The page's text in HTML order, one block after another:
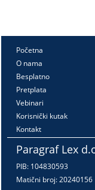
Početna
O nama
Besplatno
Pretplata
Vebinari
Korisnički kutak
Kontakt
Paragraf Lex
PIB: 104830593
Matični broj: 20240156